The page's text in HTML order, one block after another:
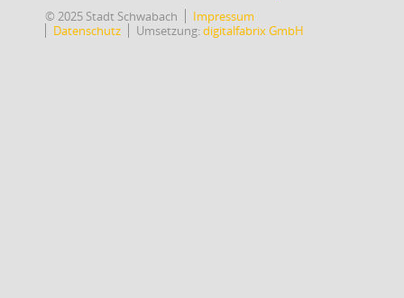
© 2025 Stadt Schwabach
Impressum
Datenschutz
Umsetzung:digitalfabrix GmbH